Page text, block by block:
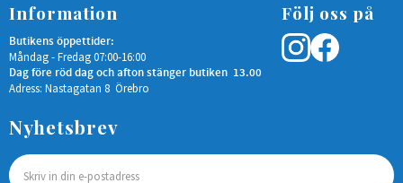
Information
Butikens öppettider:
Måndag - Fredag 07:00-16:00
Dag före röd dag och afton stänger butiken 13.00
Adress: Nastagatan 8 Örebro
Följ oss på
Nyhetsbrev